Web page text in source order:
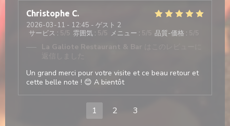
Christophe C
2026-03-11 - 12:45 - ゲスト 2
サービス : 5 /5 雰囲気 : 5 /5 メニュー : 品質-価格 :
La Galiote Restaurant & Bar
返信しました
Un grand merci pour votre visite et ce beau retour et
cette belle note ! 😊 A bientôt
1 2 3